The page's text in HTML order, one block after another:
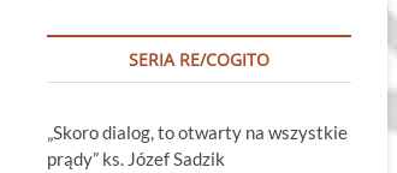
SERIA RE/COGITO
„Skoro dialog, to otwarty na wszystkie
prądy” ks. Józef Sadzik